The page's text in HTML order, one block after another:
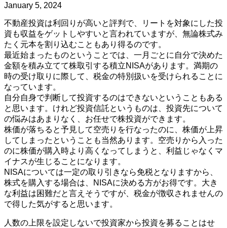
January 5, 2024
不動産投資は利回りが高いと評判で、リートを対象にした投
資も収益をゲットしやすいと言われていますが、無論株式み
たく元本を割り込むこともあり得るのです。
最近始まったものということでは、一月ごとに自分で決めた
金額を積み立てて株取引する積立NISAがあります。満期の
時の受け取りに際して、税金の特別扱いを受けられることに
なっています。
自分自身で判断して投資するのはできないということもある
と思います。けれど投資信託というものは、投資先について
の悩みはあまりなく、お任せで株投資ができます。
株価が落ちると予見して空売りを行なったのに、株価が上昇
してしまったということも当然あります。空売りから入った
のに株価が購入時より高くなってしまうと、利益じゃなくマ
イナスが生じることになります。
NISAについては一定の取り引きなら免税となりますから、
株式を購入する場合は、NISAに決める方がお得です。大き
な利益は困難だと言えそうですが、税金が徴収されませんの
で得した気がすると思います。
人数の上限を設定しないで投資家から投資を募ることはせ